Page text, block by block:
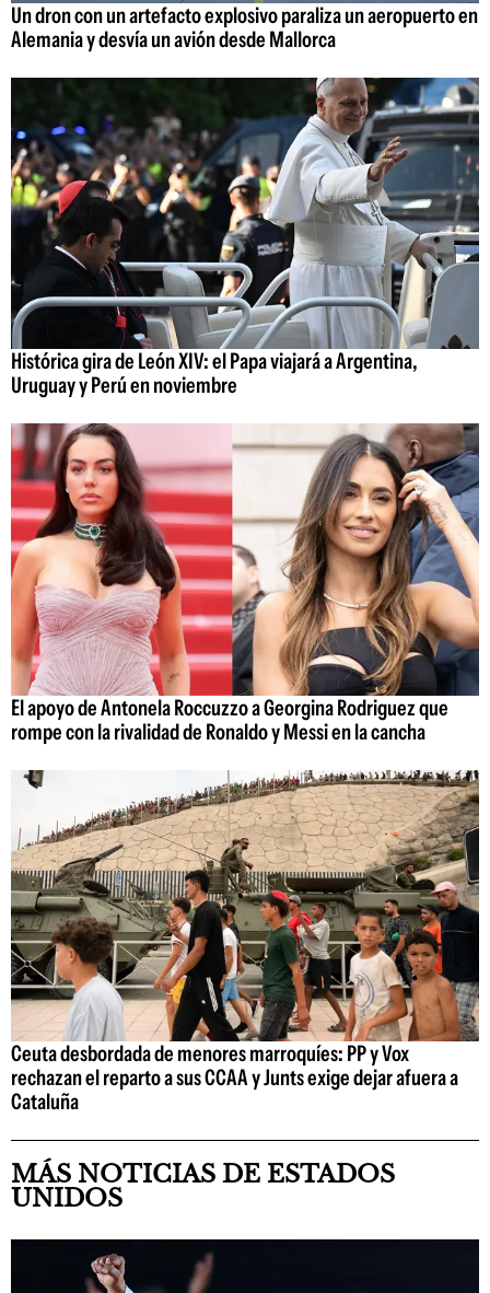
Un dron con un artefacto explosivo paraliza un aeropuerto en
Alemania y desvía un avión desde Mallorca
Histórica gira de León XIV: el Papa viajará a Argentina,
Uruguay y Perú en noviembre
El apoyo de Antonela Roccuzzo a Georgina Rodriguez que
rompe con la rivalidad de Ronaldo y Messi en la cancha
Ceuta desbordada de menores marroquíes: PP y Vox
rechazan el reparto a sus CCAA y Junts exige dejar afuera a
Cataluña
MÁS NOTICIAS DE ESTADOS
UNIDOS